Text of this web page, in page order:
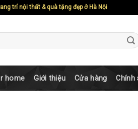
trí nội thất & quà tặng đẹp ở Hà Nội
home Giới thiệu Cửa hàng Chính